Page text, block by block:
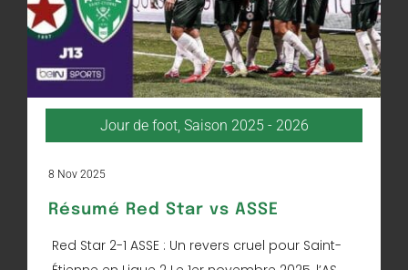
Jour de foot, Saison 2025 - 2026
8 Nov 2025
Résumé Red Star vs ASSE
Red Star 2-1 ASSE : Un revers cruel pour Saint-